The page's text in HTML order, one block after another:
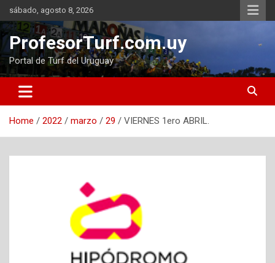
Skip
to
content
sábado, agosto 8, 2026
ProfesorTurf.com.uy
Portal de Turf del Uruguay
Home 2022 marzo 29 VIERNES 1ero ABRIL.